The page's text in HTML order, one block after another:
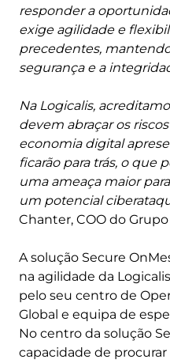
responder a
exige agilidade e
precedentes,
segurança e a
Na Logicalis,
devem abraçar os
economia digital
ficarão para trás, o que
uma ameaça maior
um potencial
Chanter, COO do
A solução Secure
na agilidade da
pelo seu centro de
Global e equipa de
No centro da solução
capacidade de